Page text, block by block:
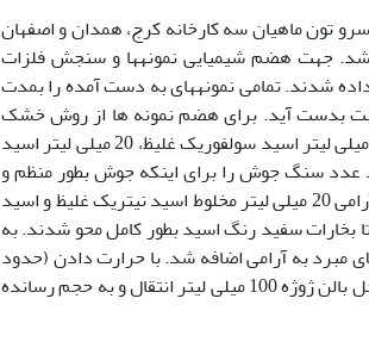
تون ماهیان سه کارخانه کرج، همدان و اصفهان
تهیه شد. جهت هضم شیمیایی نمونه­ها و سنجش فلزات
داده شدند. تمامی نمونه­های به دست آمده را بمدت
داده شد تا وزن ثابت بدست آید. برای هضم نمونه ها از روش خشک
استفاده شد. 5/0 گرم از نمونه در یک بالن 250 میلی لیتر ریخته شد و به آن 25 میلی لیتر اسید سولفوریک غلیظ، 20 میلی لیتر اسید
سدیم 2 درصد اضافه شد و چند عدد سنگ جوش را برای اینکه جوش بطور منظم و
یکنواخت صورت گیرد قرار داده شد، سپس نمونه سرد شده و از بالای مبرد به آرامی 20 میلی لیتر مخلوط اسید نیتریک غلیظ و اسید
داده شد تا بخارات سفید رنگ اسید بطور کامل محو شدند. به
شد، 10 میلی لیتر آب مقطر از بالای مبرد به آرامی اضافه شد. با حرارت دادن (حدود
100 دقیقه) محلول کاملا شفافی بدست آمد، این محلول پس از سرد شدن به داخل بالن ژوژه 100 میلی لیتر انتقال و به حجم رسانده